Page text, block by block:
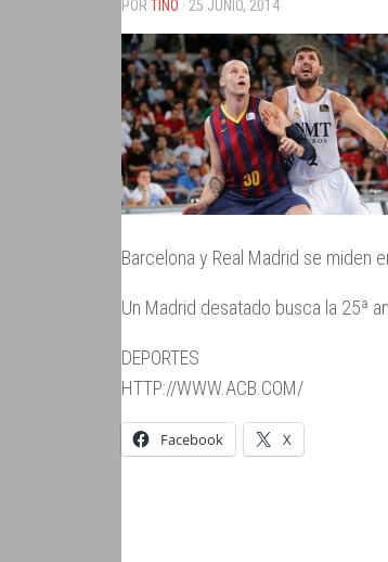
POR TINO · 25 JUNIO, 2014
Barcelona y Real Madrid se miden
Un Madrid desatado busca la 25ª
DEPORTES
HTTP://WWW.ACB.COM/
Facebook X